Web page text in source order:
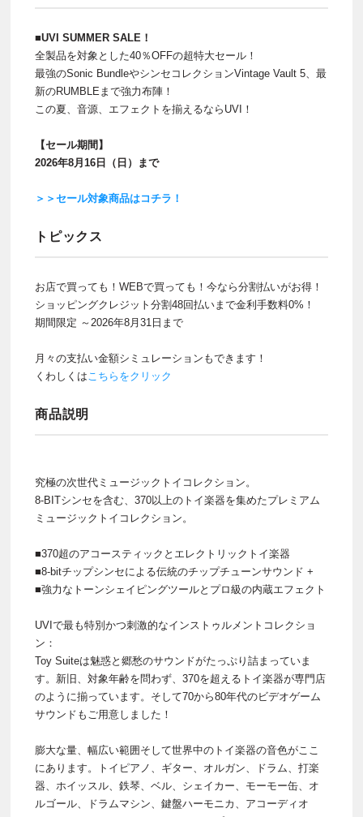
■UVI SUMMER SALE！
全製品を対象とした40％OFFの超特大セール！
最強のSonic BundleやシンセコレクションVintage Vault 5、最
新のRUMBLEまで強力布陣！
この夏、音源、エフェクトを揃えるならUVI！
【セール期間】
2026年8月16日（日）まで
＞＞セール対象商品はコチラ！
トピックス
お店で買っても！WEBで買っても！今なら分割払いがお得！
ショッピングクレジット分割48回払いまで金利手数料0%！
期間限定 ～2026年8月31日まで
月々の支払い金額シミュレーションもできます！
くわしくはこちらをクリック
商品説明
究極の次世代ミュージックトイコレクション。
8-BITシンセを含む、370以上のトイ楽器を集めたプレミアム
ミュージックトイコレクション。
■370超のアコースティックとエレクトリックトイ楽器
■8-bitチップシンセによる伝統のチップチューンサウンド +
■強力なトーンシェイピングツールとプロ級の内蔵エフェクト
UVIで最も特別かつ刺激的なインストゥルメントコレクショ
ン：
Toy Suiteは魅惑と郷愁のサウンドがたっぷり詰まっていま
す。新旧、対象年齢を問わず、370を超えるトイ楽器が専門店
のように揃っています。そして70から80年代のビデオゲーム
サウンドもご用意しました！
膨大な量、幅広い範囲そして世界中のトイ楽器の音色がここ
にあります。トイピアノ、ギター、オルガン、ドラム、打楽
器、ホイッスル、鉄琴、ベル、シェイカー、モーモー缶、オ
ルゴール、ドラムマシン、鍵盤ハーモニカ、アコーディオ